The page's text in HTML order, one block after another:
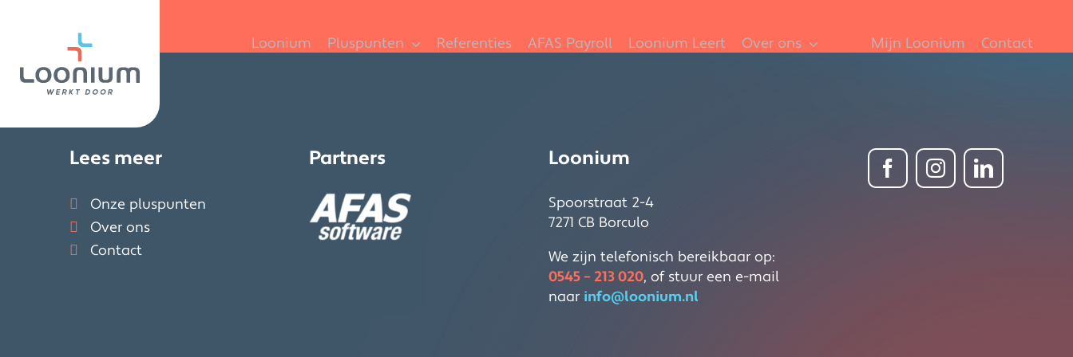
Loonium Pluspunten Referenties AFAS Payroll Loonium Leert Over ons Mijn Loonium Contact
Lees meer
Onze pluspunten
Over ons
Contact
Partners Loonium
Spoorstraat 2-4
7271 CB Borculo
We zijn telefonisch bereikbaar op:
0545 – 213 020, of stuur een e-mail
naar info@loonium.nl